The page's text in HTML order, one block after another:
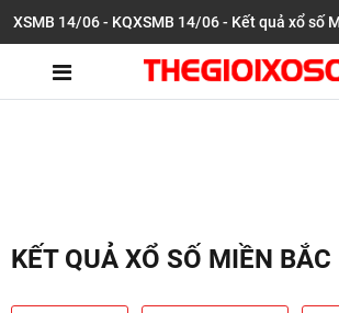
XSMB 14/06 - KQXSMB 14/06 - Kết quả xổ số
KẾT QUẢ XỔ SỐ MIỀN